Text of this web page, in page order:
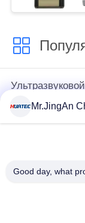
Ультразвуковой
дефектоскоп
Mr.JingAn
Good day, what